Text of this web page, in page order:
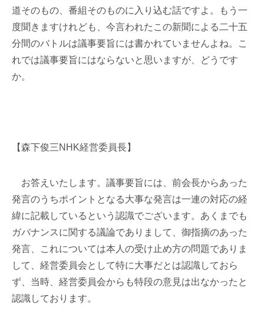
道そのもの、番組そのものに入り込む話ですよ。もう一
度聞きますけれども、今言われたこの新聞による二十五
分間のバトルは議事要旨には書かれていませんよね。こ
れでは議事要旨にはならないと思いますが、どうです
か。
【森下俊三NHK経営委員長】
お答えいたします。議事要旨には、前会長からあった
発言のうちポイントとなる大事な発言は一連の対応の経
緯に記載しているという認識でございます。あくまでも
ガバナンスに関する議論でありまして、御指摘のあった
発言、これについては本人の受け止め方の問題でありま
して、経営委員会として特に大事だとは認識しておら
ず、当時、経営委員会からも特段の意見は出なかったと
認識しております。